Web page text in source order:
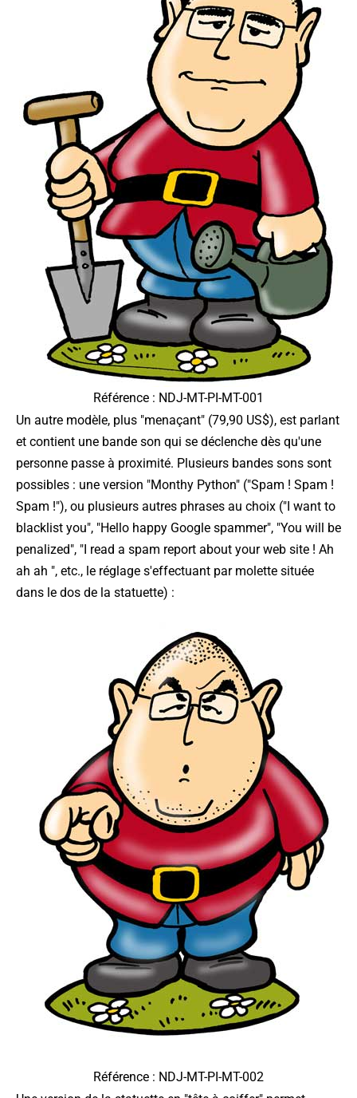
Référence : NDJ-MT-PI-MT-001
Un autre modèle, plus "menaçant" (79,90 US$), est parlant
et contient une bande son qui se déclenche dès qu'une
personne passe à proximité. Plusieurs bandes sons sont
possibles : une version "Monthy Python" ("Spam ! Spam !
Spam !"), ou plusieurs autres phrases au choix ("I want to
blacklist you", "Hello happy Google spammer", "You will be
penalized", "I read a spam report about your web site ! Ah
ah ah ", etc., le réglage s'effectuant par molette située
dans le dos de la statuette) :
Référence : NDJ-MT-PI-MT-002